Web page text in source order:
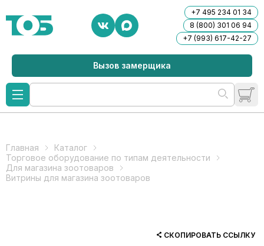
+7 495 234 01 34
8 (800) 301 06 94
+7 (993) 617-42-27
Вызов замерщика
Главная
Каталог
Торговое оборудование по типам деятельности
Для магазина зоотоваров
Витрины для магазина зоотоваров
СКОПИРОВАТЬ ССЫЛКУ